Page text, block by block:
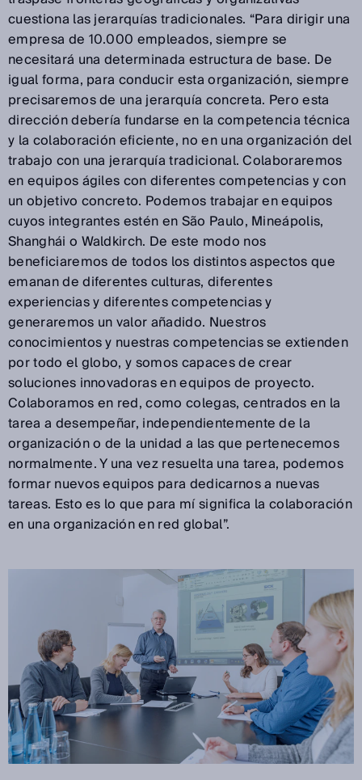
cuestiona las jerarquías tradicionales. “Para dirigir una
empresa de 10.000 empleados, siempre se
necesitará una determinada estructura de base. De
igual forma, para conducir esta organización, siempre
precisaremos de una jerarquía concreta. Pero esta
dirección debería fundarse en la competencia técnica
y la colaboración eficiente, no en una organización del
trabajo con una jerarquía tradicional. Colaboraremos
en equipos ágiles con diferentes competencias y con
un objetivo concreto. Podemos trabajar en equipos
cuyos integrantes estén en São Paulo, Mineápolis,
Shanghái o Waldkirch. De este modo nos
beneficiaremos de todos los distintos aspectos que
emanan de diferentes culturas, diferentes
experiencias y diferentes competencias y
generaremos un valor añadido. Nuestros
conocimientos y nuestras competencias se extienden
por todo el globo, y somos capaces de crear
soluciones innovadoras en equipos de proyecto.
Colaboramos en red, como colegas, centrados en la
tarea a desempeñar, independientemente de la
organización o de la unidad a las que pertenecemos
normalmente. Y una vez resuelta una tarea, podemos
formar nuevos equipos para dedicarnos a nuevas
tareas. Esto es lo que para mí significa la colaboración
en una organización en red global”.